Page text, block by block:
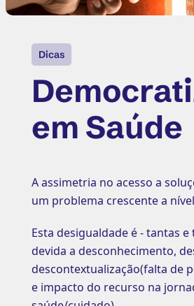
Dicas
em Saúde
A assimetria no acesso a
um problema crescente a
Esta desigualdade é - tantas e
devida a desconhecimento,
descontextualização(falta de
e impacto do recurso na